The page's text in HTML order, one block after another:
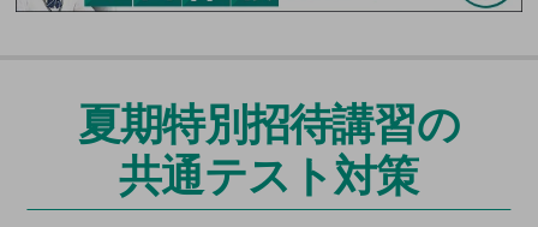
夏期特別招待講習の
共通テスト対策